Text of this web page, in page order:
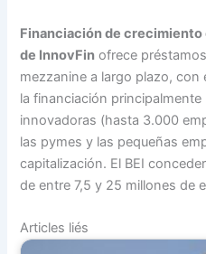
Financiación de
de InnovFin ofrece
mezzanine a largo plazo, con
la financiación
innovadoras (hasta 3.000
las pymes y las pequeñas
capitalización. El BEI
de entre 7,5 y 25 millones de
Articles liés